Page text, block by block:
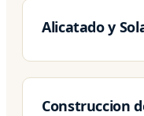
Alicatado y
Construccion